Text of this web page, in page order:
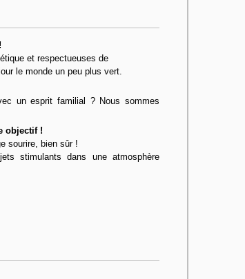
et respectueuses de
le monde un peu plus vert.
un esprit familial ? Nous sommes
objectif !
sourire, bien sûr !
stimulants dans une atmosphère